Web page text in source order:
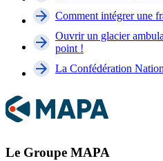
Comment intégrer une
Ouvrir un glacier
point !
La Confédération
Le Groupe MAPA